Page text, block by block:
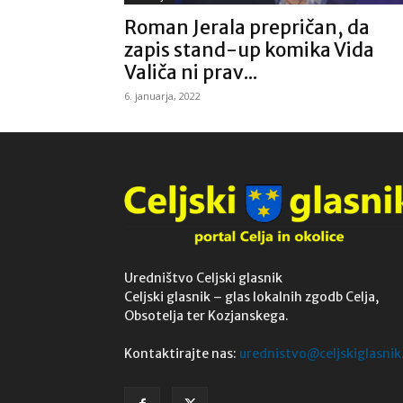
Roman Jerala prepričan, da
zapis stand-up komika Vida
Valiča ni prav...
6. januarja, 2022
Uredništvo Celjski glasnik
Celjski glasnik – glas lokalnih zgodb Celja,
Obsotelja ter Kozjanskega.
Kontaktirajte nas: